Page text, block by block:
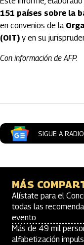
151 países sobre la
en convenios de la
(OIT) y en su
Con información de AFP.
SIGUE A
MÁS
Alístate para el
todas las
evento
Más de 49 mil
alfabetización